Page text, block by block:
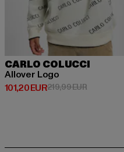
CARLO COLUCCI
Allover Logo
101,20 EUR
Derzeitiger Preis: 101,20 EUR
219,99 EUR